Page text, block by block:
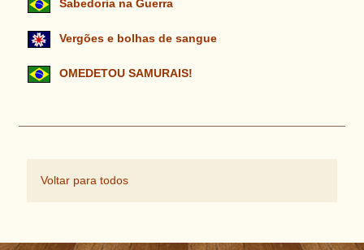
Sabedoria na Guerra
Vergões e bolhas de sangue
OMEDETOU SAMURAIS!
Voltar para todos